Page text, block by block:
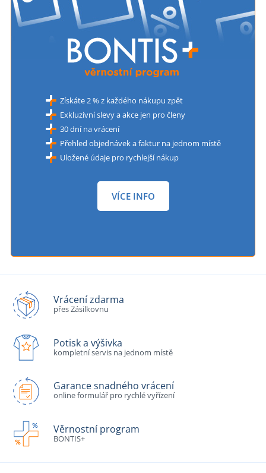
Získáte 2 % z každého nákupu zpět
Exkluzivní slevy a akce jen pro členy
30 dní na vrácení
Přehled objednávek a faktur na jednom místě
Uložené údaje pro rychlejší nákup
VÍCE INFO
Vrácení zdarma
přes Zásilkovnu
Potisk a výšivka
kompletní servis na jednom místě
Garance snadného vrácení
online formulář pro rychlé vyřízení
Věrnostní program
BONTIS+